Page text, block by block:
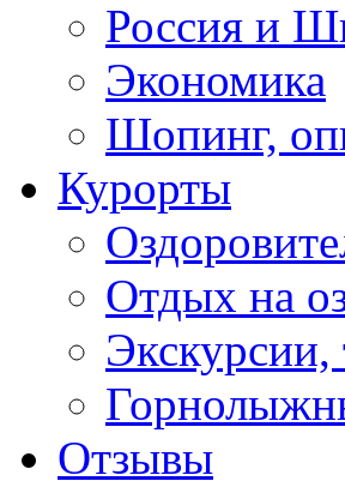
Россия и
Экономика
Шопинг,
Курорты
Отдых на
Отзывы